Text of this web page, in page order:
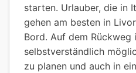
starten. Urlauber, die in
gehen am besten in
Bord. Auf dem Rückweg
selbstverständlich
zu planen und auch in